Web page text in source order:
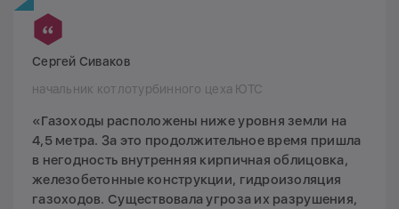
Сергей Сиваков
начальник котлотурбинного цеха ЮТС
«Газоходы расположены ниже уровня земли на
4,5 метра. За это продолжительное время пришла
в негодность внутренняя кирпичная облицовка,
железобетонные конструкции, гидроизоляция
газоходов. Существовала угроза их разрушения,